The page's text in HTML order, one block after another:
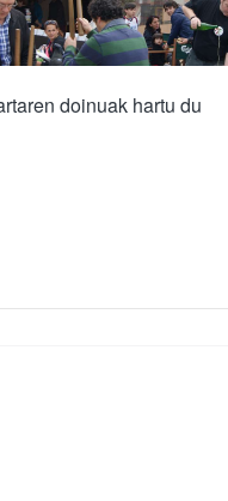
doinuak hartu du